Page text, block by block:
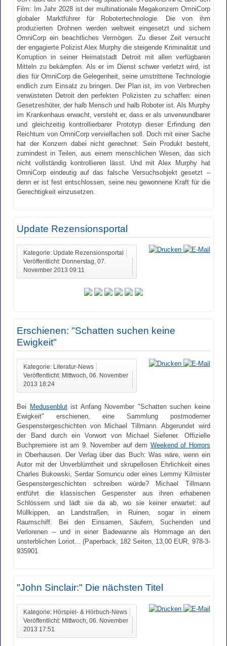
Film: Im Jahr 2028 ist der multinationale Megakonzern OmniCorp
globaler Marktführer für Robotertechnologie. Die von ihm
produzierten Drohnen werden weltweit eingesetzt und sichern
OmniCorp ein beachtliches Vermögen. Zu dieser Zeit versucht
der engagierte Polizist Alex Murphy die steigende Kriminalität und
Korruption in seiner Heimatstadt Detroit mit allen verfügbaren
Mitteln zu bekämpfen. Als er im Dienst schwer verletzt wird, ist
dies für OmniCorp die Gelegenheit, seine umstrittene Technologie
endlich zum Einsatz zu bringen. Der Plan ist, im von Verbrechen
verwüsteten Detroit den perfekten Polizisten zu schaffen: einen
Gesetzeshüter, der halb Mensch und halb Roboter ist. Als Murphy
im Krankenhaus erwacht, versteht er, dass er als unverwundbarer
und gleichzeitig kontrollierbarer Prototyp dieser Erfindung den
Reichtum von OmniCorp vervielfachen soll. Doch mit einer Sache
hat der Konzern dabei nicht gerechnet: Sein Produkt besteht,
zumindest in Teilen, aus einem menschlichen Wesen, das sich
nicht vollständig kontrollieren lässt. Und mit Alex Murphy hat
OmniCorp eindeutig auf das falsche Versuchsobjekt gesetzt –
denn er ist fest entschlossen, seine neu gewonnene Kraft für die
Gerechtigkeit einzusetzen.
Update Rezensionsportal
Kategorie: Update Rezensionsportal
Veröffentlicht: Donnerstag, 07.
November 2013 09:11
Erschienen: "Schatten suchen keine
Ewigkeit"
Kategorie: Literatur-News
Veröffentlicht: Mittwoch, 06. November
2013 18:24
Bei Medusenblutist Anfang November "Schatten suchen keine
Ewigkeit" erschienen, eine Sammlung postmoderner
Gespenstergeschichten von Michael Tillmann. Abgerundet wird
der Band durch ein Vorwort von Michael Siefener. Offizielle
Buchpremiere ist am 9. November auf dem Weekend of Horrors
in Oberhausen. Der Verlag über das Buch: Was wäre, wenn ein
Autor mit der Unverblümtheit und skrupellosen Ehrlichkeit eines
Charles Bukowski, Serdar Somuncu oder eines Lemmy Kilmister
Gespenstergeschichten schreiben würde? Michael Tillmann
entführt die klassischen Gespenster aus ihren erhabenen
Schlössern und lädt sie da ab, wo sie keiner erwartet: auf
Müllkippen, an Landstraßen, in Ruinen, sogar in einem
Raumschiff. Bei den Einsamen, Säufern, Suchenden und
Verlorenen – und in einer Badewanne als Hommage an den
unsterblichen Loriot... (Paperback, 182 Seiten, 13,00 EUR, 978-3-
935901
"John Sinclair:" Die nächsten Titel
Kategorie: Hörspiel- & Hörbuch-News
Veröffentlicht: Mittwoch, 06. November
2013 17:51